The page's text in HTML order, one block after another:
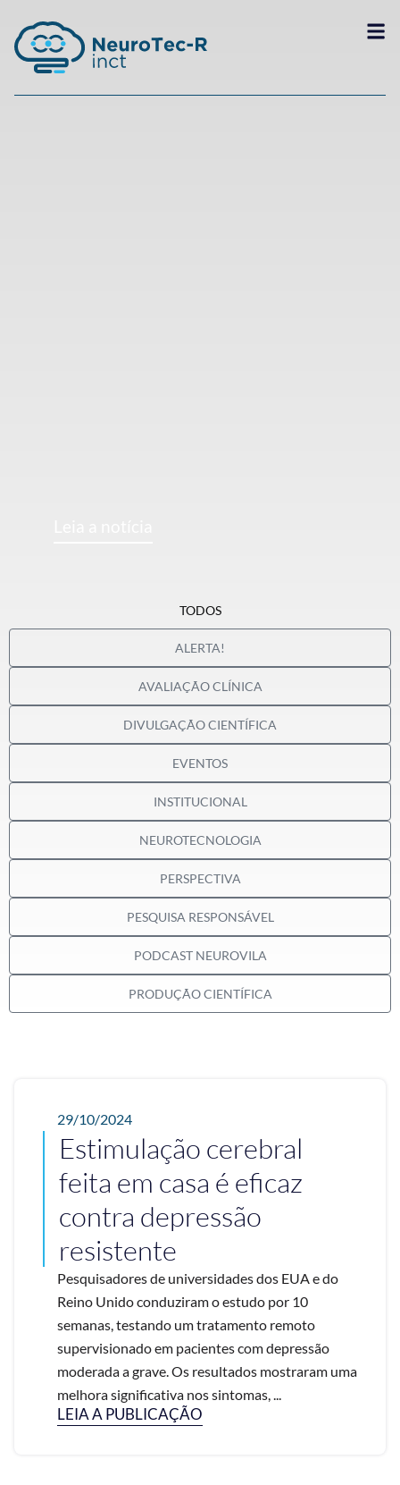
ALERTA!
AVALIAÇÃO CLÍNICA
DIVULGAÇÃO CIENTÍFICA
EVENTOS
INSTITUCIONAL
NEUROTECNOLOGIA
PERSPECTIVA
PESQUISA RESPONSÁVEL
PODCAST NEUROVILA
PRODUÇÃO CIENTÍFICA
TODOS
29/10/2024
Estimulação cerebral
feita em casa é eficaz
contra depressão
resistente
Pesquisadores de universidades dos EUA e do
Reino Unido conduziram o estudo por 10
semanas, testando um tratamento remoto
supervisionado em pacientes com depressão
moderada a grave. Os resultados mostraram uma
melhora significativa nos sintomas, ...
LEIA A PUBLICAÇÃO